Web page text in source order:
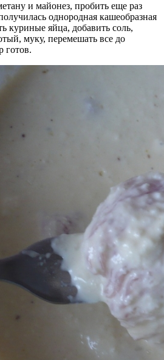
и майонез, пробить еще раз
однородная кашеобразная
куриные яйца, добавить соль,
муку, перемешать все до
готов.